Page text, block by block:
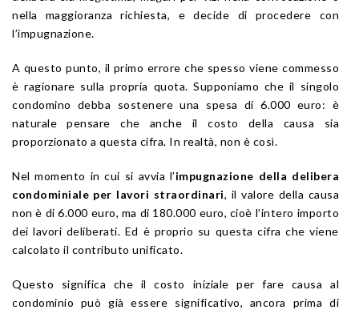
nella maggioranza richiesta, e decide di procedere con
l’impugnazione.
A questo punto, il primo errore che spesso viene commesso
è ragionare sulla propria quota. Supponiamo che il singolo
condomino debba sostenere una spesa di 6.000 euro: è
naturale pensare che anche il costo della causa sia
proporzionato a questa cifra. In realtà, non è così.
Nel momento in cui si avvia l’impugnazione della delibera
condominiale per lavori straordinari, il valore della causa
non è di 6.000 euro, ma di 180.000 euro, cioè l’intero importo
dei lavori deliberati. Ed è proprio su questa cifra che viene
calcolato il contributo unificato.
Questo significa che il costo iniziale per fare causa al
condominio può già essere significativo, ancora prima di